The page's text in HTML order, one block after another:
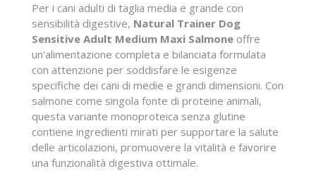
Per i cani adulti di taglia media e grande con
sensibilità digestive, Natural Trainer Dog
Sensitive Adult Medium Maxi Salmone offre
un'alimentazione completa e bilanciata formulata
con attenzione per soddisfare le esigenze
specifiche dei cani di medie e grandi dimensioni. Con
salmone come singola fonte di proteine animali,
questa variante monoproteica senza glutine
contiene ingredienti mirati per supportare la salute
delle articolazioni, promuovere la vitalità e favorire
una funzionalità digestiva ottimale.